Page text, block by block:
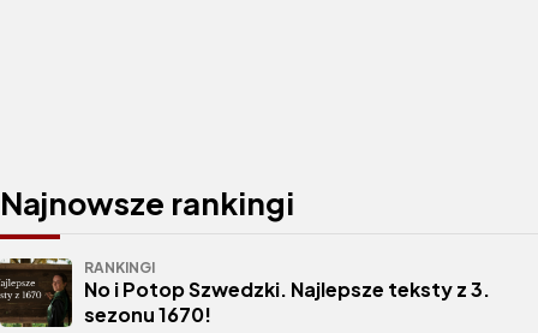
Najnowsze rankingi
RANKINGI
No i Potop Szwedzki. Najlepsze teksty z 3.
sezonu 1670!